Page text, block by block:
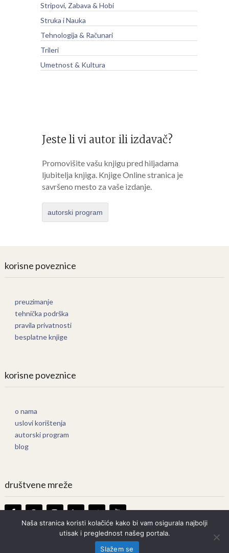
Stripovi, Zabava & Hobi
Struka i Nauka
Tehnologija & Računari
Trileri
Umetnost & Kultura
Jeste li vi autor ili izdavač?
Promovišite vašu knjigu pred hiljadama
ljubitelja knjiga. Knjige Online stranica je
savršeno mesto za vaše izdanje.
autorski program
korisne poveznice
preuzimanje
tehnička podrška
pravila privatnosti
besplatne knjige
korisne poveznice
o nama
uslovi korištenja
autorski program
blog
društvene mreže
Knjige OnlineCopyright © 2026.
Naša stranica koristi kolačiće kako bi vam osigurala najbolji
utisak i preglednost našeg portala.
Slažem se